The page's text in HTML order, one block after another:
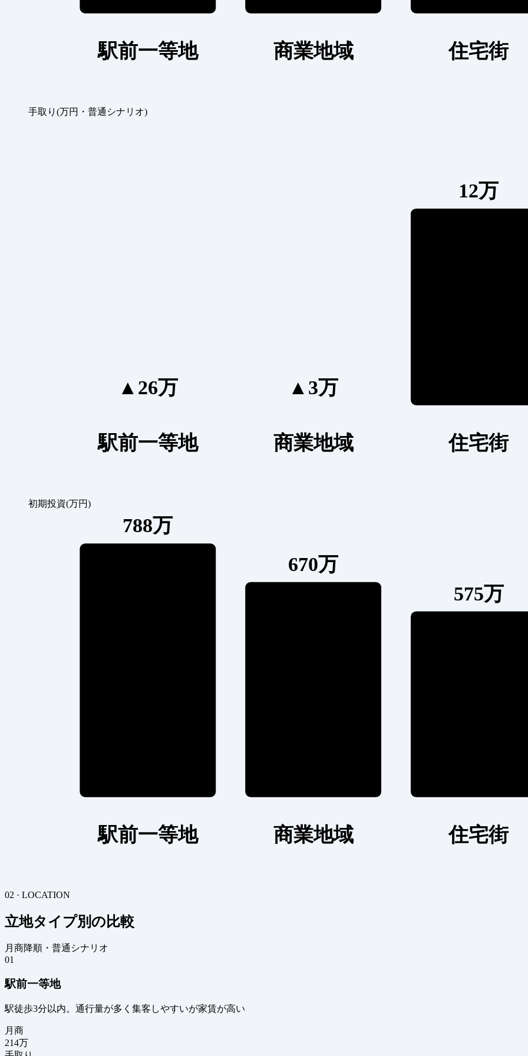
駅前一等地 商業地域 住宅街
手取り(万円・普通シナリオ)
▲26万
駅前一等地
▲3万
商業地域
12万
住宅街
初期投資(万円)
788万
駅前一等地
670万
商業地域
575万
住宅街
02 · LOCATION
立地タイプ別の比較
月商降順・普通シナリオ
01
駅前一等地
駅徒歩3分以内。通行量が多く集客しやすいが家賃が高い
月商
214万